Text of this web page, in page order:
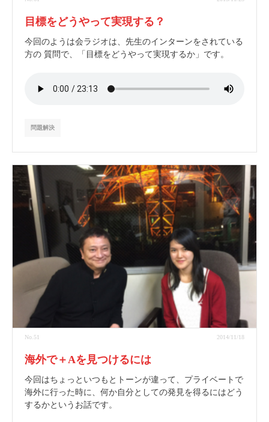
目標をどうやって実現する？
今回のようは会ラジオは、先生のインターンをされている
方の 質問で、「目標をどうやって実現するか」です。
問題解決
No.51 2014/11/18
海外で＋αを見つけるには
今回はちょっといつもとトーンが違って、プライベートで
海外に行った時に、何か自分としての発見を得るにはどう
するかというお話です。